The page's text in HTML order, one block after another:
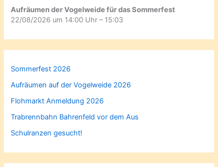
Aufräumen der Vogelweide für das Sommerfest
22/08/2026 um 14:00 Uhr – 15:03
Sommerfest 2026
Aufräumen auf der Vogelweide 2026
Flohmarkt Anmeldung 2026
Trabrennbahn Bahrenfeld vor dem Aus
Schulranzen gesucht!